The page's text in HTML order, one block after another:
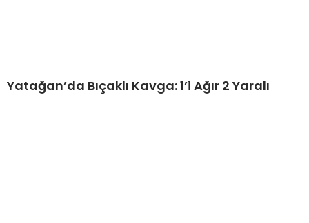
Yatağan’da Bıçaklı Kavga: 1’i Ağır 2 Yaralı